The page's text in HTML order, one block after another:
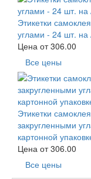
Этикетки
углами - 24 шт. на
Цена от306.00
Все цены
Этикетки
закругленными
картонной
Цена от306.00
Все цены